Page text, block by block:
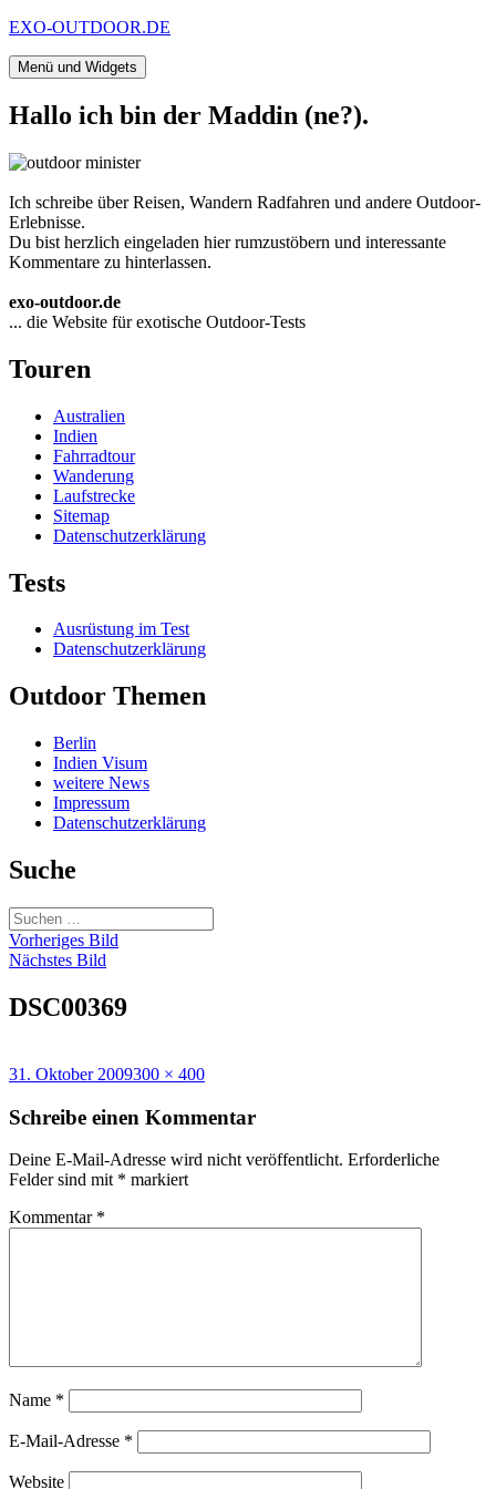
Zum
springen
EXO-OUTDOOR.DE
Menü und Widgets
Hallo ich bin der Maddin (ne?).
Ich schreibe über Reisen, Wandern Radfahren und andere Outdoor-
Erlebnisse.
Du bist herzlich eingeladen hier rumzustöbern und interessante
Kommentare zu hinterlassen.
exo-outdoor.de
... die Website für exotische Outdoor-Tests
Touren
Australien
Indien
Fahrradtour
Wanderung
Laufstrecke
Sitemap
Datenschutzerklärung
Tests
Ausrüstung im Test
Datenschutzerklärung
Outdoor Themen
Berlin
Indien Visum
weitere News
Impressum
Datenschutzerklärung
Suche
Suchen
nach:
Vorheriges Bild
Nächstes Bild
DSC00369
Veröffentlicht
31. Oktober 2009Volle
300 × 400
Schreibe einen Kommentar
Deine E-Mail-Adresse wird nicht veröffentlicht. Erforderliche
Felder sind mit * markiert
Kommentar *
Name *
E-Mail-Adresse *
Website